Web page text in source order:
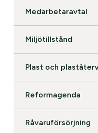
Medarbetaravtal
Miljötillstånd
Plast och
Reformagenda
Råvaruförsörjning